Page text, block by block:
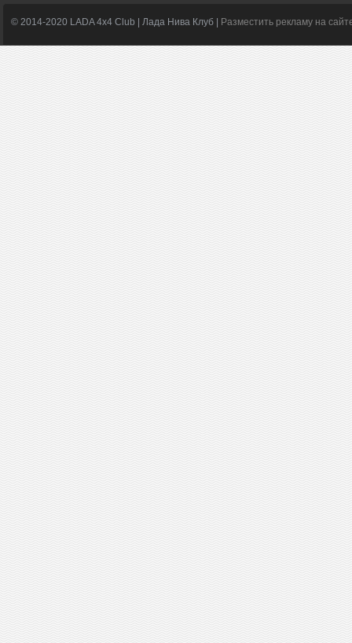
© 2014-2020 LADA 4x4 Club | Лада Нива Клуб | Разместить рекламу на